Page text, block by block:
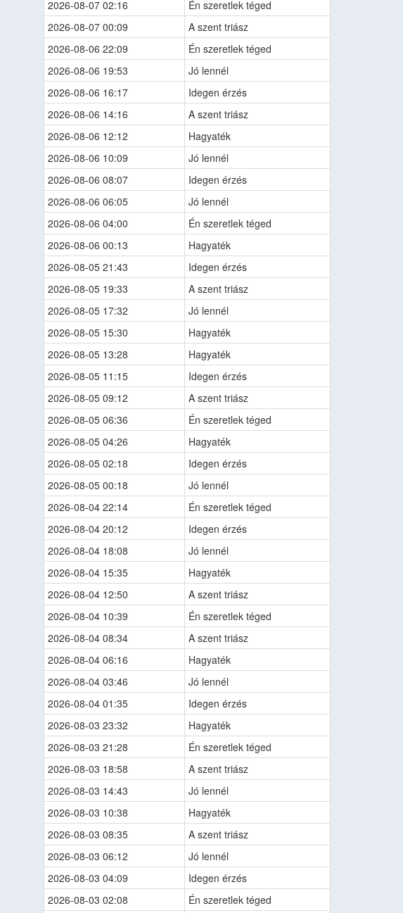
2026-08-07 02:16
Én szeretlek téged
2026-08-07 00:09
A szent triász
2026-08-06 22:09
Én szeretlek téged
2026-08-06 19:53
Jó lennél
2026-08-06 16:17
Idegen érzés
2026-08-06 14:16
A szent triász
2026-08-06 12:12
Hagyaték
2026-08-06 10:09
Jó lennél
2026-08-06 08:07
Idegen érzés
2026-08-06 06:05
Jó lennél
2026-08-06 04:00
Én szeretlek téged
2026-08-06 00:13
Hagyaték
2026-08-05 21:43
Idegen érzés
2026-08-05 19:33
A szent triász
2026-08-05 17:32
Jó lennél
2026-08-05 15:30
Hagyaték
2026-08-05 13:28
Hagyaték
2026-08-05 11:15
Idegen érzés
2026-08-05 09:12
A szent triász
2026-08-05 06:36
Én szeretlek téged
2026-08-05 04:26
Hagyaték
2026-08-05 02:18
Idegen érzés
2026-08-05 00:18
Jó lennél
2026-08-04 22:14
Én szeretlek téged
2026-08-04 20:12
Idegen érzés
2026-08-04 18:08
Jó lennél
2026-08-04 15:35
Hagyaték
2026-08-04 12:50
A szent triász
2026-08-04 10:39
Én szeretlek téged
2026-08-04 08:34
A szent triász
2026-08-04 06:16
Hagyaték
2026-08-04 03:46
Jó lennél
2026-08-04 01:35
Idegen érzés
2026-08-03 23:32
Hagyaték
2026-08-03 21:28
Én szeretlek téged
2026-08-03 18:58
A szent triász
2026-08-03 14:43
Jó lennél
2026-08-03 10:38
Hagyaték
2026-08-03 08:35
A szent triász
2026-08-03 06:12
Jó lennél
2026-08-03 04:09
Idegen érzés
2026-08-03 02:08
Én szeretlek téged